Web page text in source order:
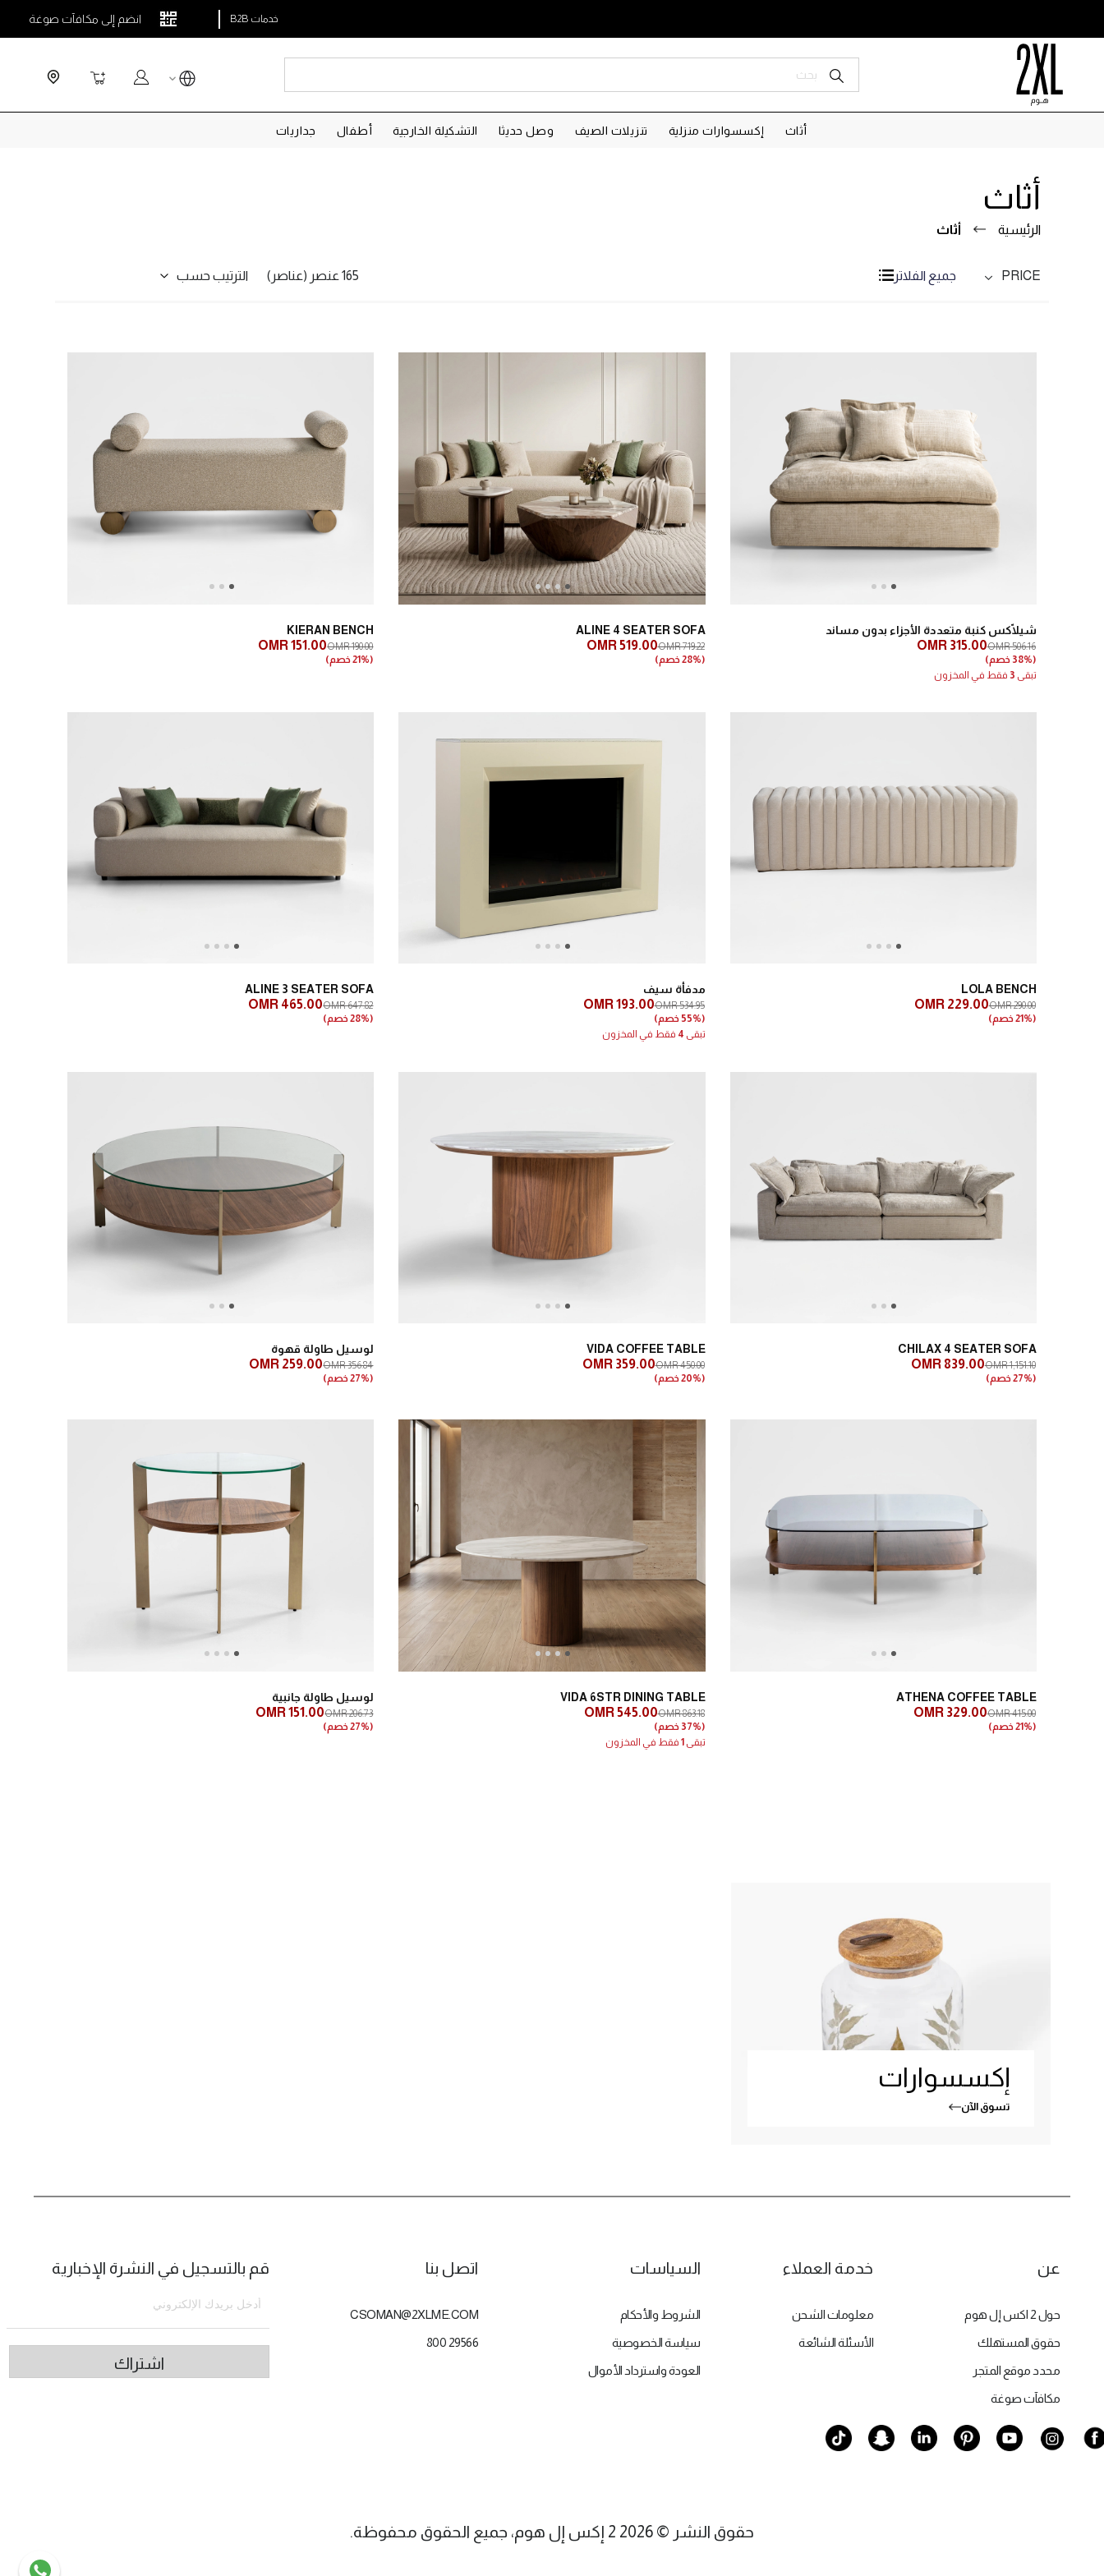
خدمات B2B انضم إلى مكافآت صوغة
سلة التسوق
أثاث إكسسوارات منزلية تنزيلات الصيف وصل حديثا التشكيلة الخارجية أطفال جداريات
أثاث
الرئيسية أثاث
PRICE جميع الفلاتر 165 عنصر (عناصر) الترتيب حسب
Previous
Next
شيلّاكس كنبة متعددة الأجزاء بدون مساند
OMR 315.00OMR 506.16
(38% خصم)
تبقى 3 فقط في المخزون
Previous
Next
ALINE 4 SEATER SOFA
OMR 519.00OMR 719.22
(28% خصم)
Previous
Next
KIERAN BENCH
OMR 151.00OMR 190.00
(21% خصم)
Previous
Next
LOLA BENCH
OMR 229.00OMR 290.00
(21% خصم)
Previous
مدفأة سيف
OMR 193.00OMR 534.95
(55% خصم)
تبقى 4 فقط في المخزون
ALINE 3 SEATER SOFA
OMR 465.00OMR 647.82
(28% خصم)
Previous
CHILAX 4 SEATER SOFA
OMR 839.00OMR 1,151.10
(27% خصم)
Previous
Next
VIDA COFFEE TABLE
OMR 359.00OMR 450.00
(20% خصم)
Previous
Next
لوسيل طاولة قهوة
OMR 259.00OMR 356.84
(27% خصم)
Previous
Next
ATHENA COFFEE TABLE
OMR 329.00OMR 415.00
(21% خصم)
Next
VIDA 6STR DINING TABLE
OMR 545.00OMR 863.18
(37% خصم)
تبقى1 فقط في المخزون
لوسيل طاولة جانبية
OMR 151.00OMR 206.73
(27% خصم)
إكسسوارات
تسوق الآن
عن
حول 2 اكس إل هوم
حقوق المستهلك
محدد موقع المتجر
مكافآت صوغة
خدمة العملاء
معلومات الشحن
الأسئلة الشائعة
السياسات
الشروط والأحكام
سياسة الخصوصية
العودة واسترداد الأموال
اتصل بنا
CSOMAN@2XLME.COM
800 29566
قم بالتسجيل في النشرة الإخبارية
اشتراك
حقوق النشر © 2026 2 إكس إل هوم، جميع الحقوق محفوظة.